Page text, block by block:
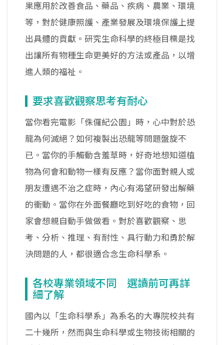
果應用於改善食品、藥品、疾病、農業、環境
等，對於健康照護、產業發展及環境保護上提
出具體的貢獻。研究生命科學的終極目標是找
出讓所有物種生命更美好的方法或產品，以增
進人類的福祉。
要求喜歡觀察思考有耐心
當你看完電影「侏儸紀公園」時，心中對於恐
龍為何滅絕？如何複製出恐龍等問題盤旋不
已。當你的手觸動含羞草時，好奇地想知道植
物為何會和動物一樣有反應？當你面對親人或
朋友遭遇不治之症時，內心有渴望研發出解藥
的衝動。當你在外面餐廳吃到好吃的食物，回
家會想親自動手做做看。對於喜歡觀察、思
考、分析、推理、有耐性、具行動力和勇於解
決問題的人，都很適合念生命科學系。
各校專業領域不同 選讀前可再詳
細了解
國內以「生命科學系」為系名的大專院校共有
二十幾所，然而與生命科學或生物技術相關的